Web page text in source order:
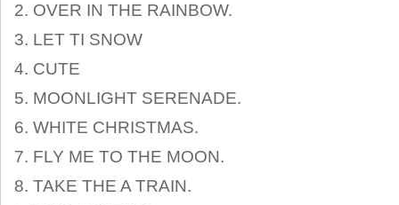
OVER IN THE RAINBOW.
LET TI SNOW
CUTE
MOONLIGHT SERENADE.
WHITE CHRISTMAS.
FLY ME TO THE MOON.
TAKE THE A TRAIN.